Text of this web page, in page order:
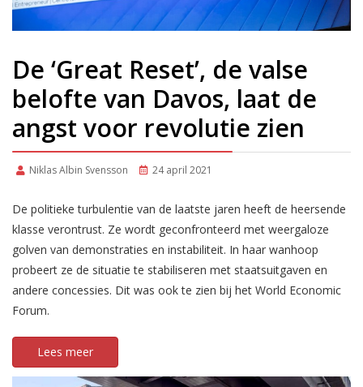
De ‘Great Reset’, de valse
belofte van Davos, laat de
angst voor revolutie zien
Niklas Albin Svensson 24 april 2021
De politieke turbulentie van de laatste jaren heeft de heersende
klasse verontrust. Ze wordt geconfronteerd met weergaloze
golven van demonstraties en instabiliteit. In haar wanhoop
probeert ze de situatie te stabiliseren met staatsuitgaven en
andere concessies. Dit was ook te zien bij het World Economic
Forum.
Lees meer